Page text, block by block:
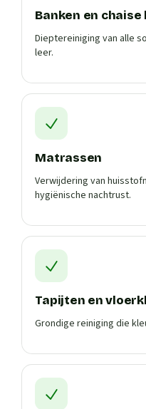
Banken en chaise
Dieptereiniging van alle
leer.
Matrassen
Verwijdering van
hygiënische nachtrust.
Tapijten en
Grondige reiniging die